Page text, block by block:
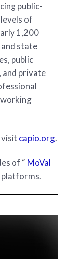
public-
of
1,200
state
public
and private
capio.org.
of “ MoVal
platforms.